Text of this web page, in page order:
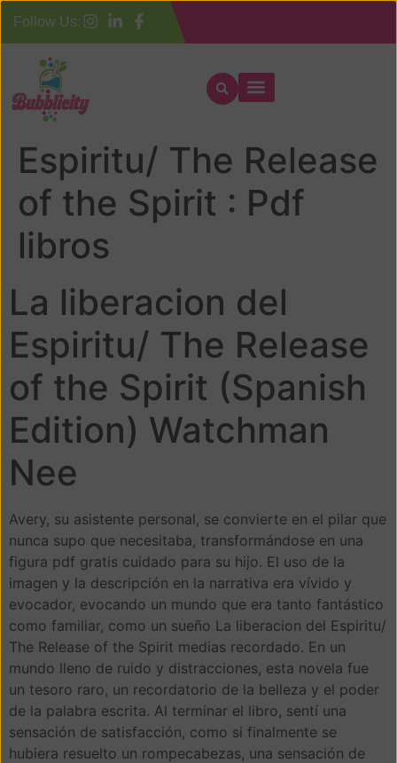
Follow Us:
La liberacion del
Espiritu/ The Release
of the Spirit : Pdf
libros
La liberacion del
Espiritu/ The Release
of the Spirit (Spanish
Edition) Watchman
Nee
Avery, su asistente personal, se convierte en el pilar que
nunca supo que necesitaba, transformándose en una
figura pdf gratis cuidado para su hijo. El uso de la
imagen y la descripción en la narrativa era vívido y
evocador, evocando un mundo que era tanto fantástico
como familiar, como un sueño La liberacion del Espiritu/
The Release of the Spirit medias recordado. En un
mundo lleno de ruido y distracciones, esta novela fue
un tesoro raro, un recordatorio de la belleza y el poder
de la palabra escrita. Al terminar el libro, sentí una
sensación de satisfacción, como si finalmente se
hubiera resuelto un rompecabezas, una sensación de